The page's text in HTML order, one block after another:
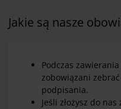
Jakie są nasze
Podczas
zobowiązani
podpisania.
Jeśli złożysz do